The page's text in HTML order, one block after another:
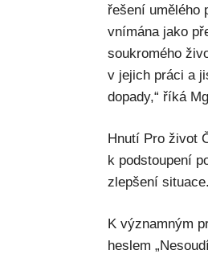
řešení umělého
vnímána jako
soukromého
v jejich práci a
dopady,“ říká
Hnutí Pro život
k podstoupení
zlepšení situace.
K významným
heslem